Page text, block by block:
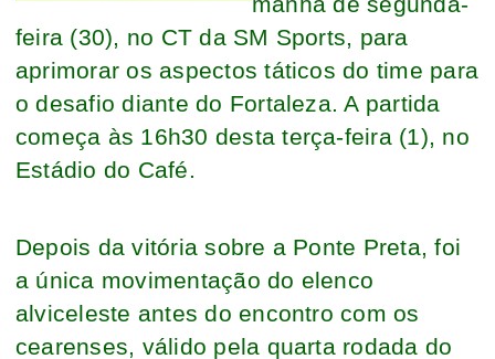
feira (30), no CT da SM Sports, para
aprimorar os aspectos táticos do time para
o desafio diante do Fortaleza. A partida
começa às 16h30 desta terça-feira (1), no
Estádio do Café.
Depois da vitória sobre a Ponte Preta, foi
a única movimentação do elenco
alviceleste antes do encontro com os
cearenses, válido pela quarta rodada do